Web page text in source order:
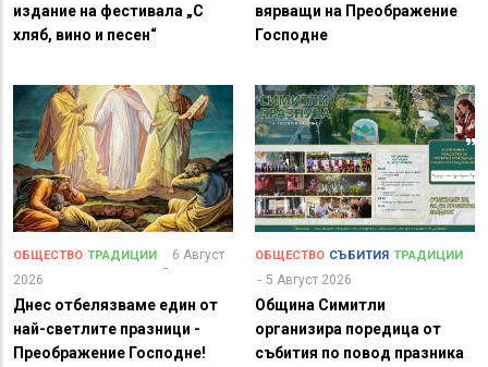
издание на фестивала „С
хляб, вино и песен“
вярващи на Преображение
Господне
ОБЩЕСТВО ТРАДИЦИИ
6 Август
2026
Днес отбелязваме един от
най-светлите празници -
Преображение Господне!
ОБЩЕСТВО СЪБИТИЯ ТРАДИЦИИ
5 Август 2026
Община Симитли
организира поредица от
събития по повод празника